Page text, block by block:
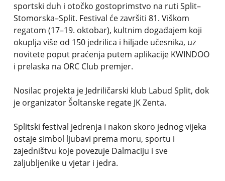
sportski duh i otočko gostoprimstvo na ruti Split–
Stomorska–Split. Festival će završiti 81. Viškom
regatom (17–19. oktobar), kultnim događajem koji
okuplja više od 150 jedrilica i hiljade učesnika, uz
novitete poput praćenja putem aplikacije KWINDOO
i prelaska na ORC Club premjer.
Nosilac projekta je Jedriličarski klub Labud Split, dok
je organizator Šoltanske regate JK Zenta.
Splitski festival jedrenja i nakon skoro jednog vijeka
ostaje simbol ljubavi prema moru, sportu i
zajedništvu koje povezuje Dalmaciju i sve
zaljubljenike u vjetar i jedra.